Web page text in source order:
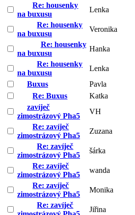
Re: housenky
na buxusu
Lenka
Re: housenky
na buxusu
Veronika
Re: housenky
na buxusu
Hanka
Re: housenky
na buxusu
Lenka
Buxus
Pavla
Re: Buxus
Katka
zavíječ
zimostrázový Pha5
VH
Re: zavíječ
zimostrázový Pha5
Zuzana
Re: zavíječ
zimostrázový Pha5
šárka
Re: zavíječ
zimostrázový Pha5
wanda
Re: zavíječ
zimostrázový Pha5
Monika
Re: zavíječ
Jiřina